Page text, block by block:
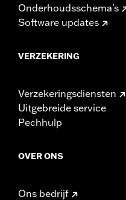
Onderhoudsschema's
Software updates
VERZEKERING
Verzekeringsdiensten
Uitgebreide service
Pechhulp
OVER ONS
Ons bedrijf